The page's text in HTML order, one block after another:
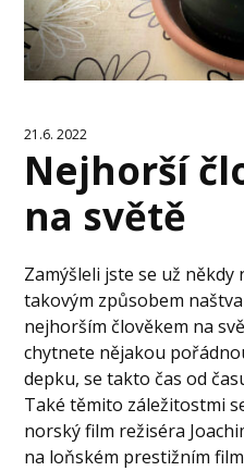
21.6. 2022
Nejhorší
na světě
Zamýšleli jste se už někdy
takovým způsobem
nejhorším člověkem na
chytnete nějakou
depku, se takto čas od
Také těmito záležitostmi
norský film režiséra
na loňském prestižním